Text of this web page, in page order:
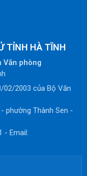
TỈNH HÀ TĨNH
Văn phòng
02/2003 của Bộ Văn
phường Thành Sen -
- Email: